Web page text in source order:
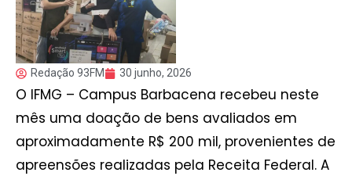
Redação 93FM 30 junho, 2026
O IFMG – Campus Barbacena recebeu neste
mês uma doação de bens avaliados em
aproximadamente R$ 200 mil, provenientes de
apreensões realizadas pela Receita Federal. A